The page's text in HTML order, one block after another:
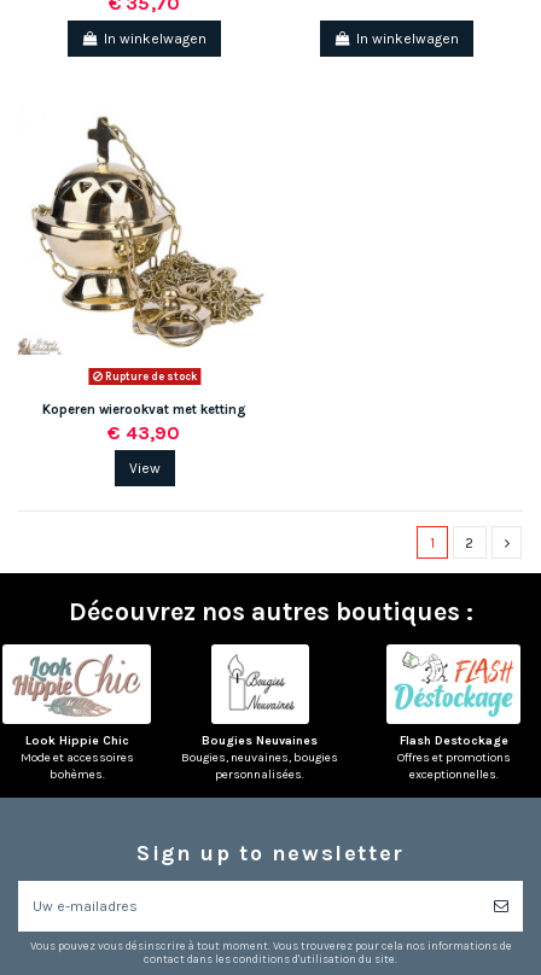
(2 beoordelingen)
In winkelwagen In winkelwagen
Rupture de stock
Koperen wierookvat met ketting
€ 43,90
View
1 2
Découvrez nos autres boutiques :
Look Hippie Chic
Mode et accessoires
bohèmes.
Bougies Neuvaines
Bougies, neuvaines, bougies
personnalisées.
Flash Destockage
Offres et promotions
exceptionnelles.
Sign up to newsletter
Vous pouvez vous désinscrire à tout moment. Vous trouverez pour cela nos informations de
contact dans les conditions d'utilisation du site.